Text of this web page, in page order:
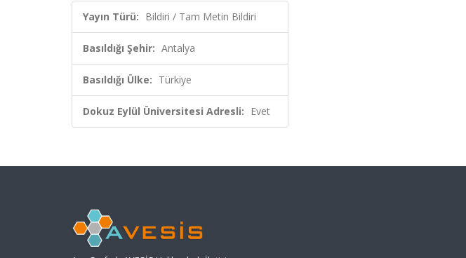
Yayın Türü: Bildiri / Tam Metin Bildiri
Basıldığı Şehir: Antalya
Basıldığı Ülke: Türkiye
Dokuz Eylül Üniversitesi Adresli: Evet